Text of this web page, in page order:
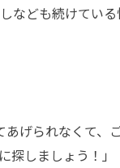
なども続けてい
あげられなくて、
しましょう！」